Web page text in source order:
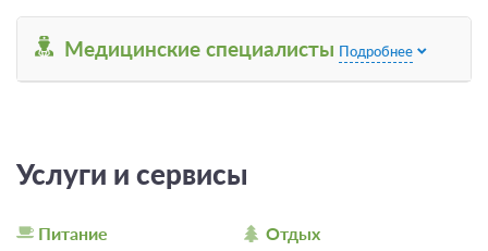
В стоимость входит:
лечение, трехразовое питание, бассейн
Санаторно-курортное лечение
В стоимость входит:
лечение, трехразовое питание, бассейн
Медицинские специалисты Подробнее
Услуги и сервисы
Питание Отдых